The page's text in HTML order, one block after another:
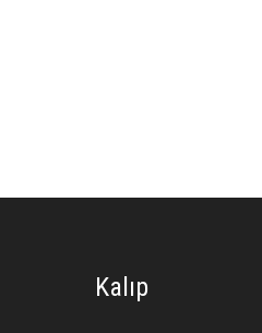
Kalıp